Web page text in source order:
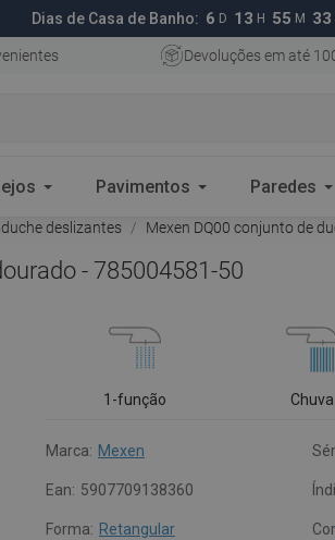
Dias de Casa de Banho: 6 D 13 H 55 M 32
Devoluções em até
Pavimentos Paredes
deslizantes Mexen DQ00 conjunto de
- 785004581-50
1-função Chuva
Marca: Mexen
Ean: 5907709138360
Forma: Retangular